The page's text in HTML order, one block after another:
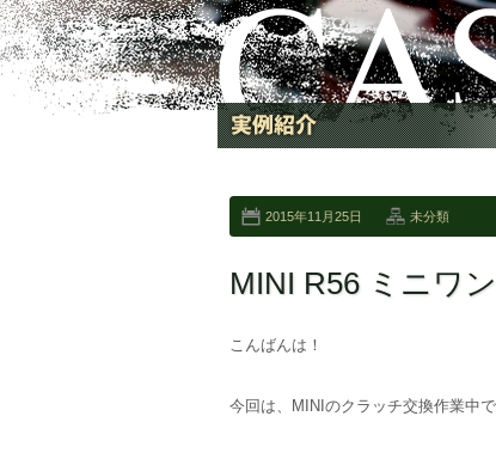
2015年11月25日 未分類
MINI R56 ミニワ
こんばんは！
今回は、MINIのクラッチ交換作業中